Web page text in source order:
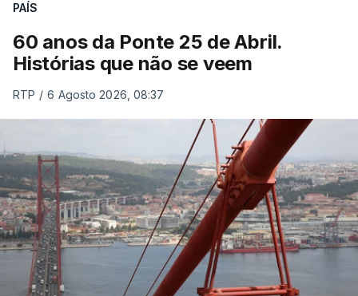
PAÍS
60 anos da Ponte 25 de Abril.
Histórias que não se veem
RTP / 6 Agosto 2026, 08:37